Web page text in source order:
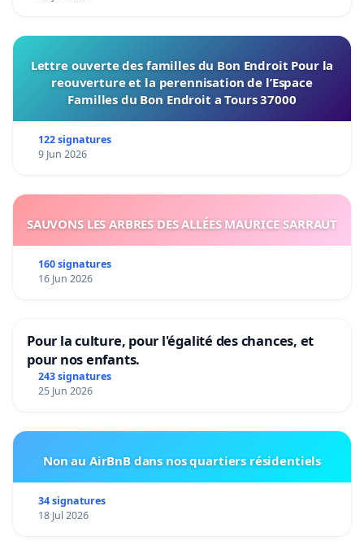
Lettre ouverte des familles du Bon Endroit Pour la
reouverture et la perennisation de l’Espace
Familles du Bon Endroit a Tours 37000
122 signatures
9 Jun 2026
SAUVONS LES ARBRES DES ALLÉES MAURICE SARRAUT
160 signatures
16 Jun 2026
Pour la culture, pour l'égalité des chances, et
pour nos enfants.
243 signatures
25 Jun 2026
Non au AirBnB dans nos quartiers résidentiels
34 signatures
18 Jul 2026